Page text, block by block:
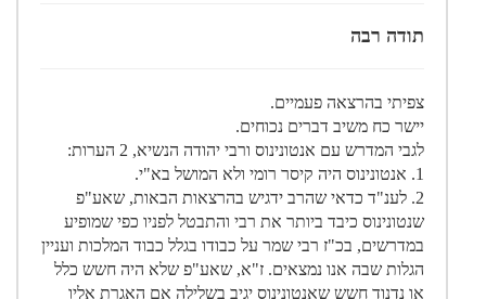
תודה רבה
צפיתי בהרצאה פעמיים.
יישר כח משיב דברים נכוחים.
לגבי המדרש עם אנטונינוס ורבי יהודה הנשיא, 2 הערות:
1. אנטונינוס היה קיסר רומי ולא המושל בא"י.
2. לענ"ד כדאי שהרב ידגיש בהרצאות הבאות, שאע"פ
שנטונינוס כיבד ביותר את רבי והתבטל לפניו כפי שמופיע
במדרשים, בכ"ז רבי שמר על כבודו בגלל כבוד המלכות ועניין
הגלות שבה אנו נמצאים. ז"א, שאע"פ שלא היה חשש כלל
או נדנוד חשש שאנטונינוס יגיב בשלילה אם האגרת אליו